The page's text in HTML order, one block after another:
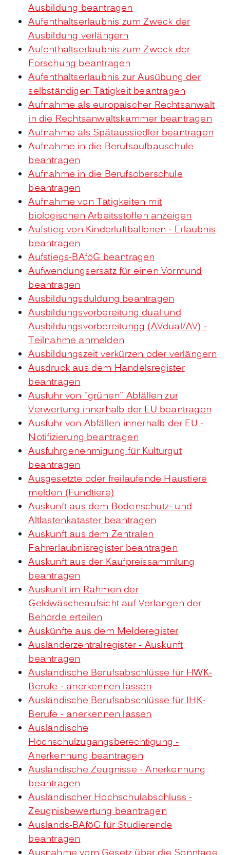
Ausbildung beantragen
Aufenthaltserlaubnis zum Zweck der
Ausbildung verlängern
Aufenthaltserlaubnis zum Zweck der
Forschung beantragen
Aufenthaltserlaubnis zur Ausübung der
selbständigen Tätigkeit beantragen
Aufnahme als europäischer Rechtsanwalt
in die Rechtsanwaltskammer beantragen
Aufnahme als Spätaussiedler beantragen
Aufnahme in die Berufsaufbauschule
beantragen
Aufnahme in die Berufsoberschule
beantragen
Aufnahme von Tätigkeiten mit
biologischen Arbeitsstoffen anzeigen
Aufstieg von Kinderluftballonen - Erlaubnis
beantragen
Aufstiegs-BAföG beantragen
Aufwendungsersatz für einen Vormund
beantragen
Ausbildungsduldung beantragen
Ausbildungsvorbereitung dual und
Ausbildungsvorbereitungg (AVdual/AV) -
Teilnahme anmelden
Ausbildungszeit verkürzen oder verlängern
Ausdruck aus dem Handelsregister
beantragen
Ausfuhr von "grünen" Abfällen zur
Verwertung innerhalb der EU beantragen
Ausfuhr von Abfällen innerhalb der EU -
Notifizierung beantragen
Ausfuhrgenehmigung für Kulturgut
beantragen
Ausgesetzte oder freilaufende Haustiere
melden (Fundtiere)
Auskunft aus dem Bodenschutz- und
Altlastenkataster beantragen
Auskunft aus dem Zentralen
Fahrerlaubnisregister beantragen
Auskunft aus der Kaufpreissammlung
beantragen
Auskunft im Rahmen der
Geldwäscheaufsicht auf Verlangen der
Behörde erteilen
Auskünfte aus dem Melderegister
Ausländerzentralregister - Auskunft
beantragen
Ausländische Berufsabschlüsse für HWK-
Berufe - anerkennen lassen
Ausländische Berufsabschlüsse für IHK-
Berufe - anerkennen lassen
Ausländische
Hochschulzugangsberechtigung -
Anerkennung beantragen
Ausländische Zeugnisse - Anerkennung
beantragen
Ausländischer Hochschulabschluss -
Zeugnisbewertung beantragen
Auslands-BAföG für Studierende
beantragen